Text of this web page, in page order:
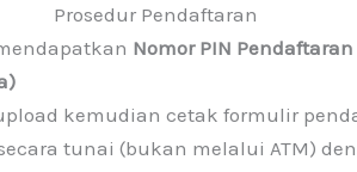
Prosedur Pendaftaran
Nomor PIN Pendaftaran
kemudian cetak formulir
tunai (bukan melalui ATM)